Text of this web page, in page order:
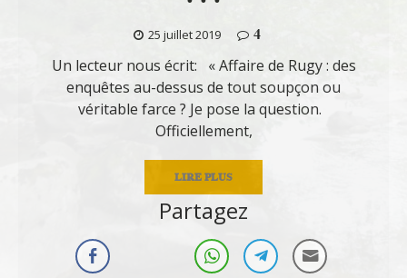
25 juillet 2019
4
Un lecteur nous écrit: « Affaire de Rugy : des
enquêtes au-dessus de tout soupçon ou
véritable farce ? Je pose la question.
Officiellement,
LIRE PLUS
Partagez